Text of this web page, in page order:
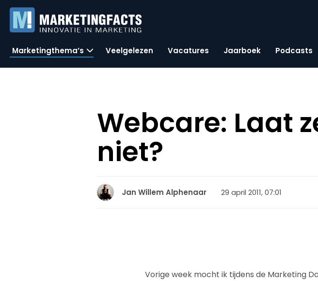
Marketingthema’s Veelgelezen Vacatures Jaarboek Podcasts
Webcare: Laat
niet?
Jan Willem Alphenaar 29 april 2011, 07:01
Vorige week mocht ik tijdens de Marketing